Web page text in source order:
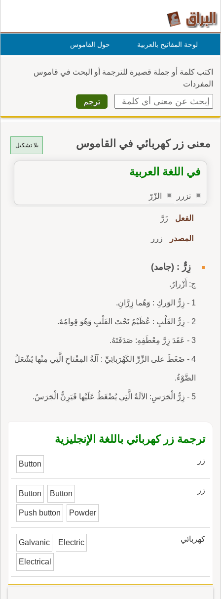
لوحة المفاتيح بالعربية حول القاموس
اكتب كلمة أو جملة قصيرة للترجمة أو البحث في قاموس
المفردات
بلا تشكيل معنى زر كهربائي في القاموس
في اللغة العربية
تزرر الزّرّ
الفعل زَرَّ
المصدر زرر
زِرٌّ : (جامد)
ج: أَزْرارٌ.
1 - زِرُّ الوَركِ : وَهُما زِرَّانِ.
2 - زِرُّ القَلْبِ : عُظَيْمٌ تَحْتَ القَلْبِ وَهُوَ قِوامُهُ.
3 - عَقَدَ زِرَّ مِعْطَفِهِ: صَدَفَتَهُ.
4 - ضَغَطَ على الزِّرِّ الكَهْرَبائِيِّ : آلَةُ المِفْتاحِ الَّتِي مِنْها يُشْعَلُ
الضَّوْءُ.
5 - زِرُّ الْجَرَسِ: الآلَةُ الَّتِي يُضْغَطُ عَلَيْها فَيَرِنُّ الْجَرَسُ.
ترجمة زر كهربائي باللغة الإنجليزية
زر Button
زر Button Button
Push button Powder
كهربائي Galvanic Electric
Electrical